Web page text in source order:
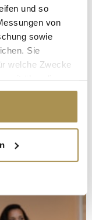
und so
von
sowie
Sie
welche Zwecke
das Privacy
Lage
genau sein
identifizieren